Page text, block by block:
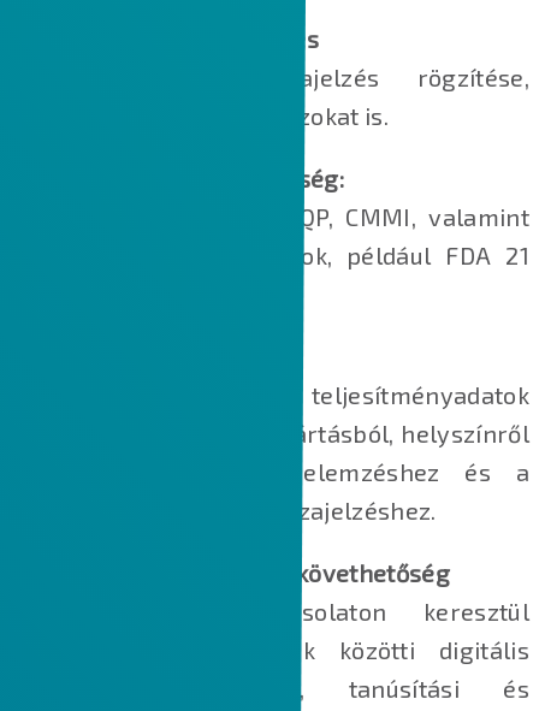
Ügyfél visszajelzés kezelés
Minden ügyfél visszajelzés rögzítése,
beleértve az ügyfélpanaszokat is.
Szabványok és megfelelőség:
ISO 9000, Six Sigma, APQP, CMMI, valamint
orvostechnikai szabványok, például FDA 21
Termékmeghibásodási és teljesítményadatok
gyűjtése tesztelésből, gyártásból, helyszínről
/ IoT‑ból a gyökérok‑elemzéshez és a
tervezők felé történő visszajelzéshez.
Digitális termék‑nyomon követhetőség
Szabványos OSLC‑kapcsolaton keresztül
biztosított a rendszerek közötti digitális
nyomon követhetőség, tanúsítási és